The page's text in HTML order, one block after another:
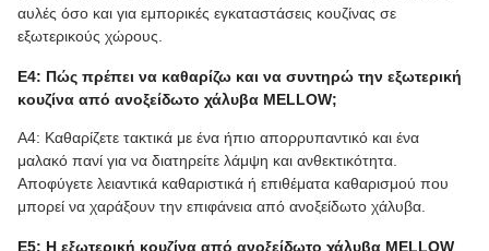
αυλές όσο και για εμπορικές εγκαταστάσεις κουζίνας σε
εξωτερικούς χώρους.
Ε4: Πώς πρέπει να καθαρίζω και να συντηρώ την εξωτερική
κουζίνα από ανοξείδωτο χάλυβα MELLOW;
A4: Καθαρίζετε τακτικά με ένα ήπιο απορρυπαντικό και ένα
μαλακό πανί για να διατηρείτε λάμψη και ανθεκτικότητα.
Αποφύγετε λειαντικά καθαριστικά ή επιθέματα καθαρισμού που
μπορεί να χαράξουν την επιφάνεια από ανοξείδωτο χάλυβα.
Ε5: Η εξωτερική κουζίνα από ανοξείδωτο χάλυβα MELLOW